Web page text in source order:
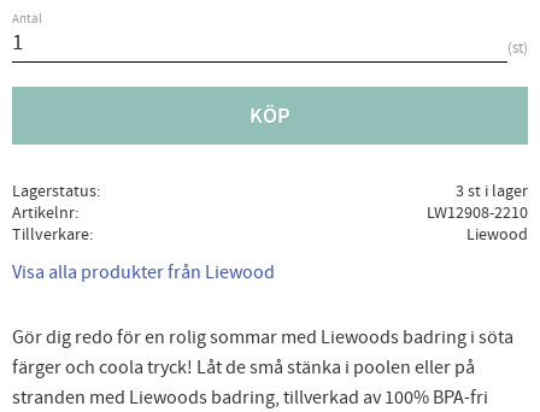
Antal
st
KÖP
Lagerstatus
3 st i lager
Artikelnr
LW12908-2210
Tillverkare
Liewood
Visa alla produkter från Liewood
Gör dig redo för en rolig sommar med Liewoods badring i söta
färger och coola tryck! Låt de små stänka i poolen eller på
stranden med Liewoods badring, tillverkad av 100% BPA-fri